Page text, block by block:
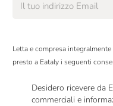
Letta e compresa integralmente
presto a Eataly i seguenti
Desidero ricevere da
commerciali e